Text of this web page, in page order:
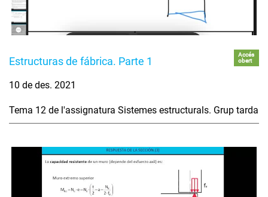
Estructuras de fábrica. Parte 1
Accés
obert
10 de des. 2021
Tema 12 de l'assignatura Sistemes estructurals. Grup tarda